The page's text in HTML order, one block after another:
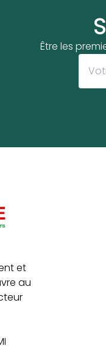
Être les
et
au